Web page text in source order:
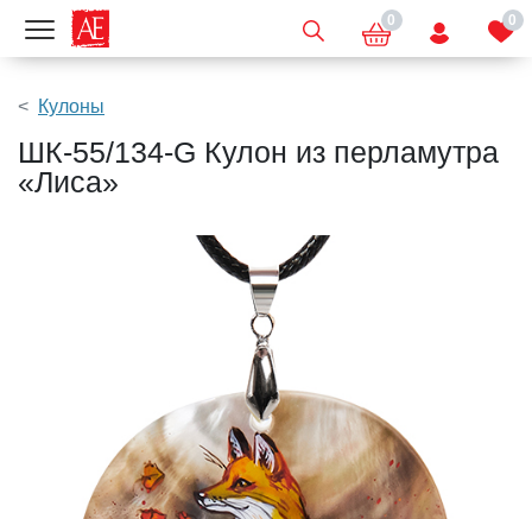
Показать меню 0 0
Кулоны
ШК-55/134-G Кулон из перламутра
«Лиса»